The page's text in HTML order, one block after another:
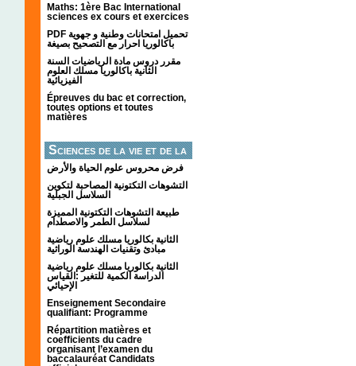
Maths: 1ère Bac International
sciences ex cours et exercices
PDF تحميل امتحانات وطنية و جهوية
باكالوريا احرار مع التصحيح بصيغة
مقرر دروس مادة الرياضيات السنة
الثانية باكالوريا مسلك العلوم
الفيزيائية
Épreuves du bac et correction,
toutes options et toutes
matières
Sciences de la vie et de la
terre
فرض محروس علوم الحياة والأرض
التشوهات التكتونیة المصاحبة لتكوین
السلاسل الجبلیة
طبيعة التشوهات التكتونية المميزة
لسلاسل الطمر والاصطدام
الثانية بكالوريا مسلك علوم رياضية
مبادئ وتقنيات الهندسة الوراثية
الثانية بكالوريا مسلك علوم رياضية
الدراسة الكمية للتغير :القياس
الإحيائي
Enseignement Secondaire
qualifiant: Programme
Répartition matières et
coefficients du cadre
organisant l’examen du
baccalauréat Candidats